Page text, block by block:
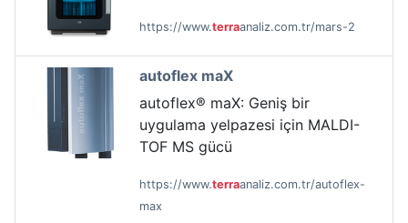
https://www.terraanaliz.com.tr/mars-2
autoflex maX
autoflex® maX: Geniş bir
uygulama yelpazesi için MALDI-
TOF MS gücü
https://www.terraanaliz.com.tr/autoflex-
max